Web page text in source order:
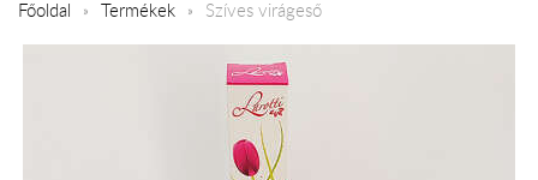
Főoldal Termékek Szíves virágeső